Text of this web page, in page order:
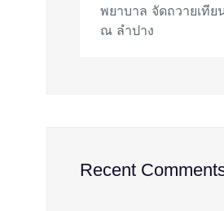
พยาบาล จัดถวายเที
ณ ลำปาง
Recent